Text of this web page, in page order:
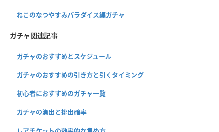
ねこのなつやすみパラダイス編ガチャ
ガチャ関連記事
ガチャのおすすめとスケジュール
ガチャのおすすめの引き方と引くタイミング
初心者におすすめのガチャ一覧
ガチャの演出と排出確率